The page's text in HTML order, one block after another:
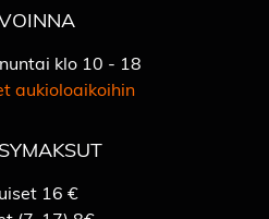
klo 10 - 18
aukioloaikoihin
16 €